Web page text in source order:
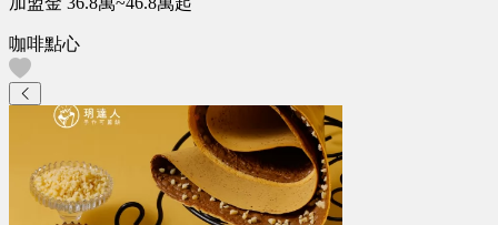
咖啡點心